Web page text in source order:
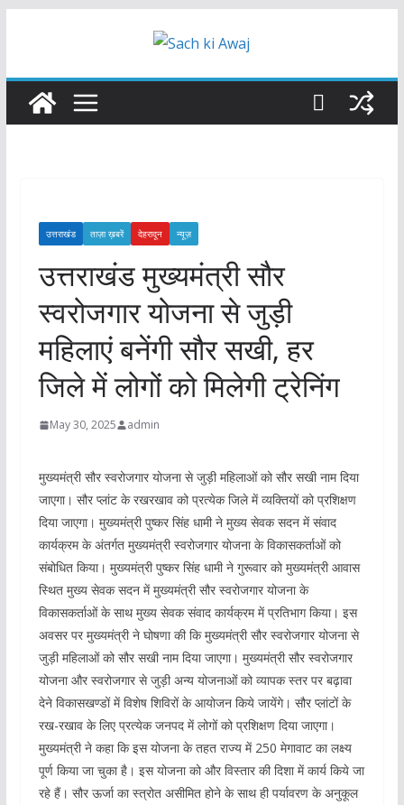
उत्तराखंड ताज़ा ख़बरें देहरादून न्यूज़
उत्तराखंड मुख्यमंत्री सौर
स्वरोजगार योजना से जुड़ी
महिलाएं बनेंगी सौर सखी, हर
जिले में लोगों को मिलेगी ट्रेनिंग
May 30, 2025 admin
मुख्यमंत्री सौर स्वरोजगार योजना से जुड़ी महिलाओं को सौर सखी नाम दिया
जाएगा। सौर प्लांट के रखरखाव को प्रत्येक जिले में व्यक्तियों को प्रशिक्षण
दिया जाएगा। मुख्यमंत्री पुष्कर सिंह धामी ने मुख्य सेवक सदन में संवाद
कार्यक्रम के अंतर्गत मुख्यमंत्री स्वरोजगार योजना के विकासकर्ताओं को
संबोधित किया। मुख्यमंत्री पुष्कर सिंह धामी ने गुरूवार को मुख्यमंत्री आवास
स्थित मुख्य सेवक सदन में मुख्यमंत्री सौर स्वरोजगार योजना के
विकासकर्ताओं के साथ मुख्य सेवक संवाद कार्यक्रम में प्रतिभाग किया। इस
अवसर पर मुख्यमंत्री ने घोषणा की कि मुख्यमंत्री सौर स्वरोजगार योजना से
जुड़ी महिलाओं को सौर सखी नाम दिया जाएगा। मुख्यमंत्री सौर स्वरोजगार
योजना और स्वरोजगार से जुड़ी अन्य योजनाओं को व्यापक स्तर पर बढ़ावा
देने विकासखण्डों में विशेष शिविरों के आयोजन किये जायेंगे। सौर प्लांटों के
रख-रखाव के लिए प्रत्येक जनपद में लोगों को प्रशिक्षण दिया जाएगा।
मुख्यमंत्री ने कहा कि इस योजना के तहत राज्य में 250 मेगावाट का लक्ष्य
पूर्ण किया जा चुका है। इस योजना को और विस्तार की दिशा में कार्य किये जा
रहे हैं। सौर ऊर्जा का स्त्रोत असीमित होने के साथ ही पर्यावरण के अनुकूल